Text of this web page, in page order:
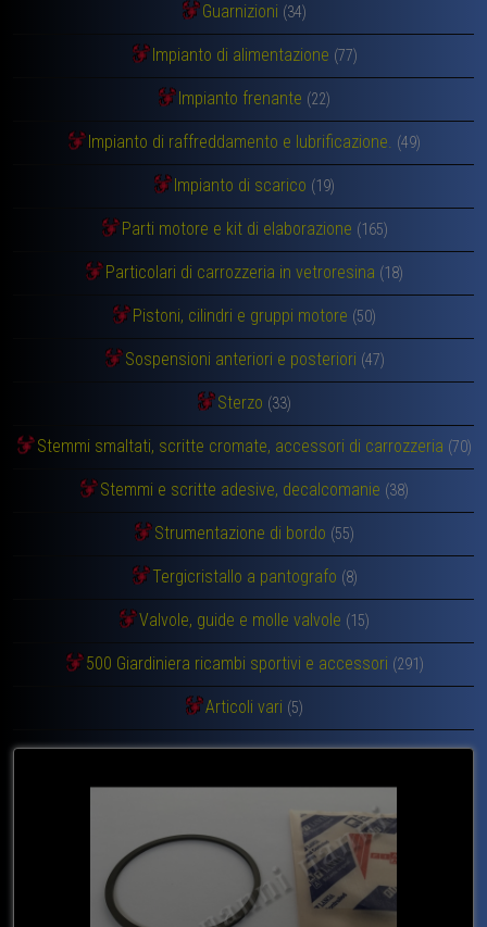
Guarnizioni (34)
Impianto di alimentazione (77)
Impianto frenante (22)
Impianto di raffreddamento e lubrificazione. (49)
Impianto di scarico (19)
Parti motore e kit di elaborazione (165)
Particolari di carrozzeria in vetroresina (18)
Pistoni, cilindri e gruppi motore (50)
Sospensioni anteriori e posteriori (47)
Sterzo (33)
Stemmi smaltati, scritte cromate, accessori di carrozzeria (70)
Stemmi e scritte adesive, decalcomanie (38)
Strumentazione di bordo (55)
Tergicristallo a pantografo (8)
Valvole, guide e molle valvole (15)
500 Giardiniera ricambi sportivi e accessori (291)
Articoli vari (5)